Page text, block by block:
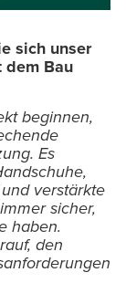
sich unser
dem Bau
beginnen,
Es
verstärkte
sicher,
haben.
den